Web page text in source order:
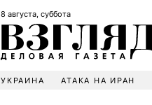
8 августа, суббота
УКРАИНА АТАКА НА ИРАН